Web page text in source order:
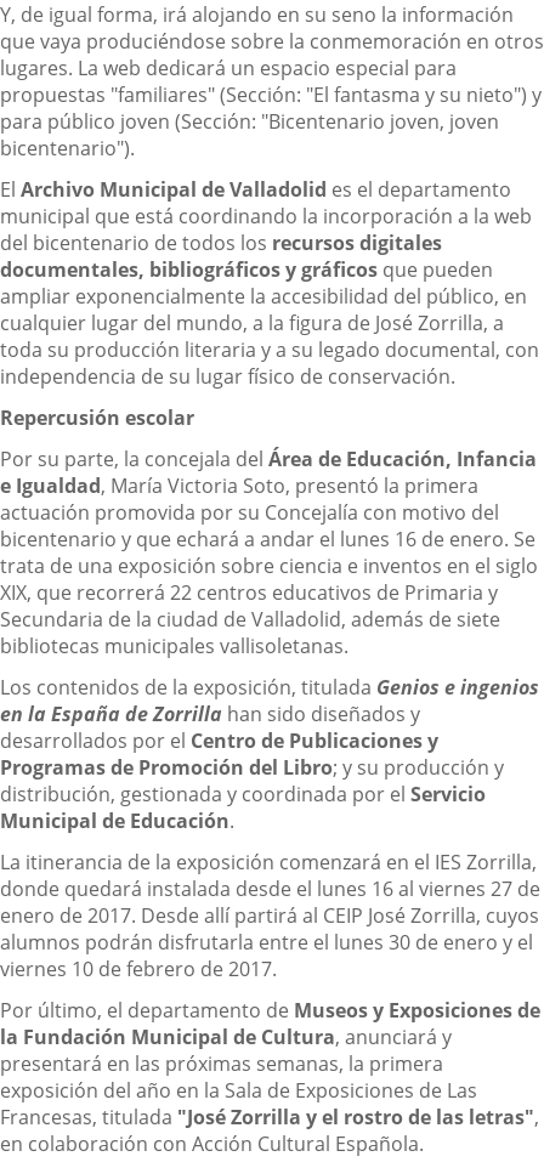
Y, de igual forma, irá alojando en su seno la información
que vaya produciéndose sobre la conmemoración en otros
lugares. La web dedicará un espacio especial para
propuestas "familiares" (Sección: "El fantasma y su nieto") y
para público joven (Sección: "Bicentenario joven, joven
bicentenario").
El Archivo Municipal de Valladolid es el departamento
municipal que está coordinando la incorporación a la web
del bicentenario de todos los recursos digitales
documentales, bibliográficos y gráficos que pueden
ampliar exponencialmente la accesibilidad del público, en
cualquier lugar del mundo, a la figura de José Zorrilla, a
toda su producción literaria y a su legado documental, con
independencia de su lugar físico de conservación.
Repercusión escolar
Por su parte, la concejala del Área de Educación, Infancia
e Igualdad, María Victoria Soto, presentó la primera
actuación promovida por su Concejalía con motivo del
bicentenario y que echará a andar el lunes 16 de enero. Se
trata de una exposición sobre ciencia e inventos en el siglo
XIX, que recorrerá 22 centros educativos de Primaria y
Secundaria de la ciudad de Valladolid, además de siete
bibliotecas municipales vallisoletanas.
Los contenidos de la exposición, titulada Genios e ingenios
en la España de Zorrilla han sido diseñados y
desarrollados por el Centro de Publicaciones y
Programas de Promoción del Libro; y su producción y
distribución, gestionada y coordinada por el Servicio
Municipal de Educación.
La itinerancia de la exposición comenzará en el IES Zorrilla,
donde quedará instalada desde el lunes 16 al viernes 27 de
enero de 2017. Desde allí partirá al CEIP José Zorrilla, cuyos
alumnos podrán disfrutarla entre el lunes 30 de enero y el
viernes 10 de febrero de 2017.
Por último, el departamento de Museos y Exposiciones de
la Fundación Municipal de Cultura, anunciará y
presentará en las próximas semanas, la primera
exposición del año en la Sala de Exposiciones de Las
Francesas, titulada "José Zorrilla y el rostro de las letras",
en colaboración con Acción Cultural Española.